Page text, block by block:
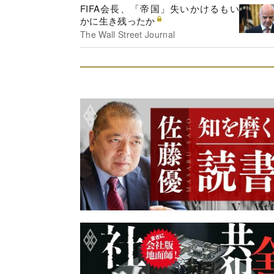
FIFA会長、「帝国」失いかけるもい
かに生き残ったか
The Wall Street Journal